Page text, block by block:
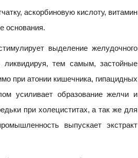
аскорбиновую кислоту, витамин
основания.
выделение желудочного
тем самым, застойные
при атонии кишечника, гипацидных
усиливает образование желчи и
при холециститах, а так же для
выпускает экстракт